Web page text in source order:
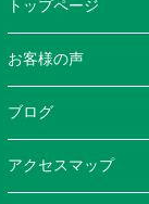
トップページ
お客様の声
ブログ
アクセスマップ